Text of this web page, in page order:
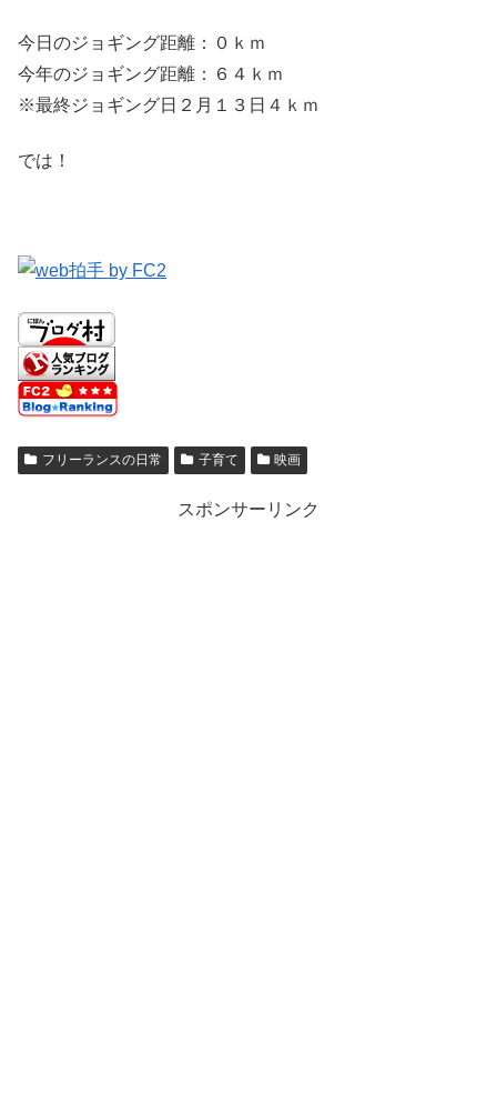
今日のジョギング距離：０ｋｍ
今年のジョギング距離：６４ｋｍ
※最終ジョギング日２月１３日４ｋｍ
では！
フリーランスの日常 子育て 映画
スポンサーリンク